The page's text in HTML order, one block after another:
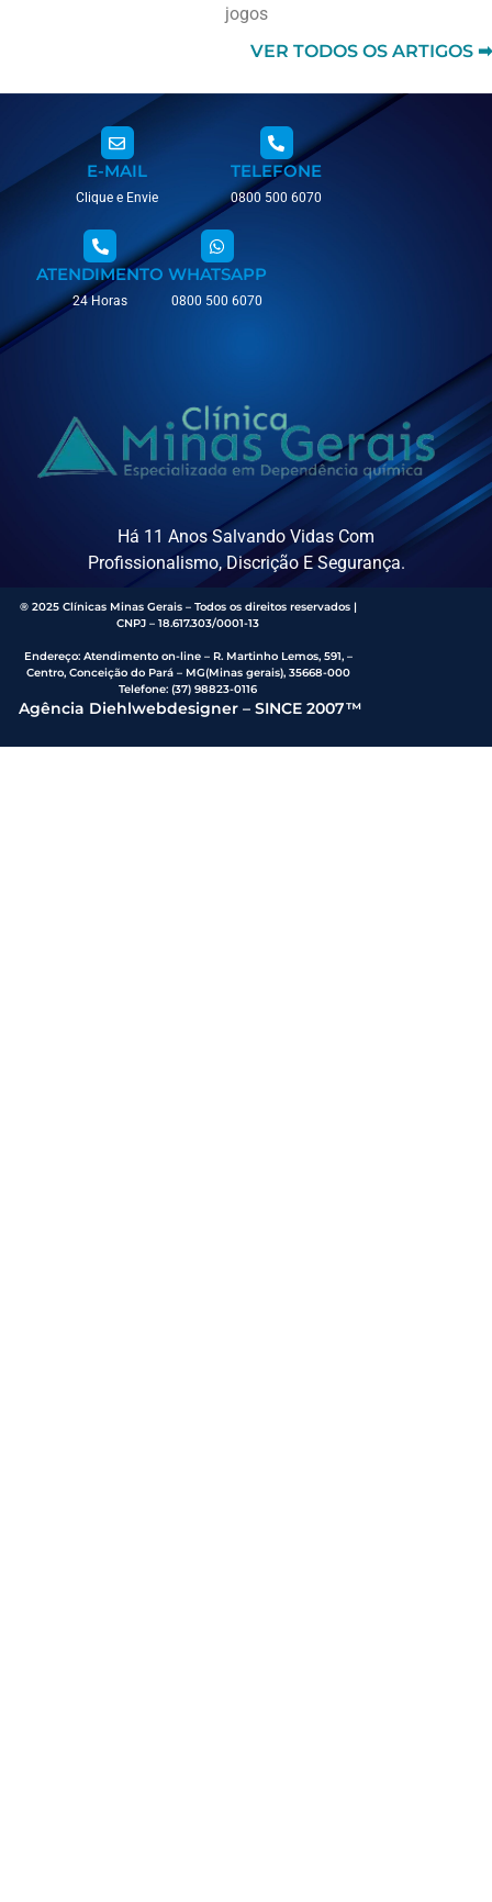
jogos
VER TODOS OS ARTIGOS ➡
E-MAIL
Clique e Envie
TELEFONE
0800 500 6070
ATENDIMENTO
24 Horas
WHATSAPP
0800 500 6070
Há 11 Anos Salvando Vidas Com
Profissionalismo, Discrição E Segurança.
® 2025 Clínicas Minas Gerais – Todos os direitos reservados |
CNPJ – 18.617.303/0001-13
Endereço: Atendimento on-line – R. Martinho Lemos, 591, –
Centro, Conceição do Pará – MG(Minas gerais), 35668-000
Telefone:(37) 98823-0116
Agência Diehlwebdesigner – SINCE 2007™